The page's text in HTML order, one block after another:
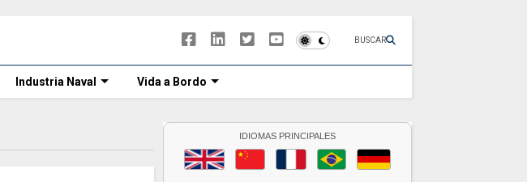
BUSCAR
Industria Naval Vida a Bordo
IDIOMAS PRINCIPALES